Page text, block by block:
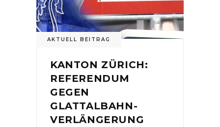
AKTUELL BEITRAG
KANTON ZÜRICH:
REFERENDUM
GEGEN
GLATTALBAHN-
VERLÄNGERUNG